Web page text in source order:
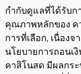
กำกับดูแลที่ได้รับก
คุณภาพหลักของ ค
การที่เลือก, เนื่อง
นโยบายการถอนเ
คาสิโนสด มีผลกร